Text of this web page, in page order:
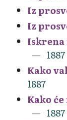
Iz
Iz
Iskrena
1887
Kako
1887
Kako
1887